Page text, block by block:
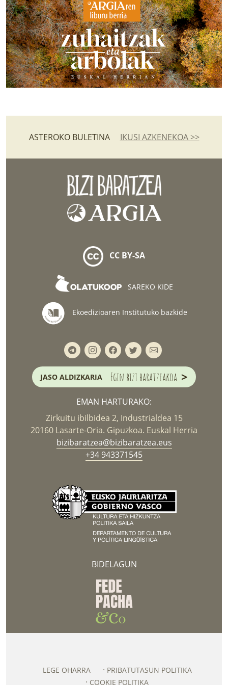
ASTEROKO BULETINA IKUSI AZKENEKOA >>
CC BY-SA
SAREKO KIDE
Ekoedizioaren Institutuko bazkide
JASO ALDIZKARIA Egin bizi baratzeakoa >
EMAN HARTURAKO:
Zirkuitu ibilbidea 2, Industrialdea 15
20160 Lasarte-Oria. Gipuzkoa. Euskal Herria
bizibaratzea@bizibaratzea.eus
+34 943371545
BIDELAGUN
LEGE OHARRA
PRIBATUTASUN POLITIKA
COOKIE POLITIKA